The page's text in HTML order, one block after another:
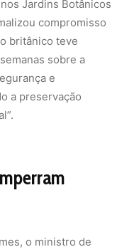
o ministro de
Miliband, estava
de £400 milhões
resistência da
Ela temia que o
críticas sobre
governo britânico